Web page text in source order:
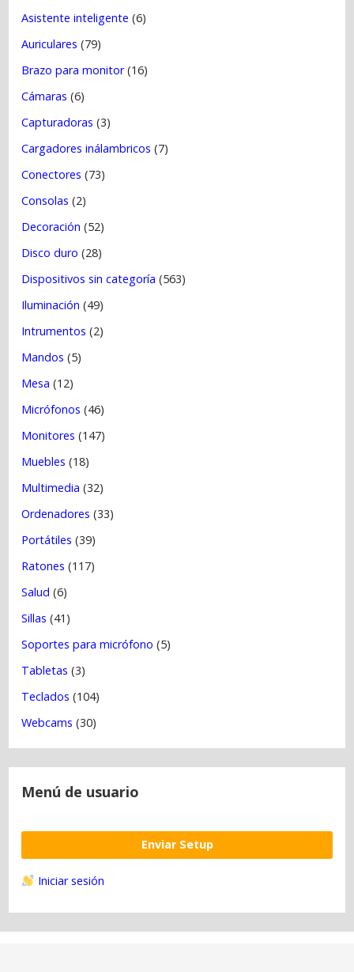
Asistente inteligente (6)
Auriculares (79)
Brazo para monitor(16)
Cámaras (6)
Capturadoras (3)
Cargadores inálambricos (7)
Conectores (73)
Consolas (2)
Decoración (52)
Disco duro (28)
Dispositivos sin categoría (563)
Iluminación (49)
Intrumentos (2)
Mandos (5)
Mesa (12)
Micrófonos (46)
Monitores (147)
Muebles (18)
Multimedia (32)
Ordenadores (33)
Portátiles (39)
Ratones (117)
Salud (6)
Sillas (41)
Soportes para micrófono (5)
Tabletas (3)
Teclados (104)
Webcams (30)
Menú de usuario
Enviar Setup
Iniciar sesión